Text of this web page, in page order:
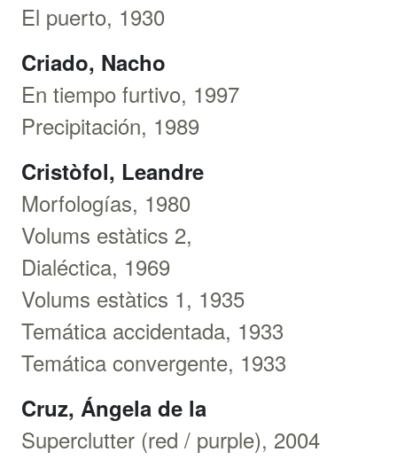
El puerto, 1930
Criado, Nacho
En tiempo furtivo, 1997
Precipitación, 1989
Cristòfol, Leandre
Morfologías, 1980
Volums estàtics 2,
Dialéctica, 1969
Volums estàtics 1, 1935
Temática accidentada, 1933
Temática convergente, 1933
Cruz, Ángela de la
Superclutter (red / purple), 2004